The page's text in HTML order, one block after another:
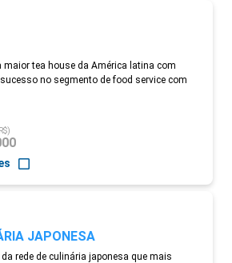
maior tea house da América latina com
no segmento de food service com
JAPONESA
rede de culinária japonesa que mais